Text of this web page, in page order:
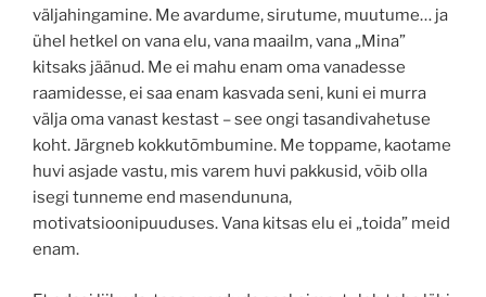
väljahingamine. Me avardume, sirutume, muutume… ja
ühel hetkel on vana elu, vana maailm, vana „Mina”
kitsaks jäänud. Me ei mahu enam oma vanadesse
raamidesse, ei saa enam kasvada seni, kuni ei murra
välja oma vanast kestast – see ongi tasandivahetuse
koht. Järgneb kokkutõmbumine. Me toppame, kaotame
huvi asjade vastu, mis varem huvi pakkusid, võib olla
isegi tunneme end masendununa,
motivatsioonipuuduses. Vana kitsas elu ei „toida” meid
enam.